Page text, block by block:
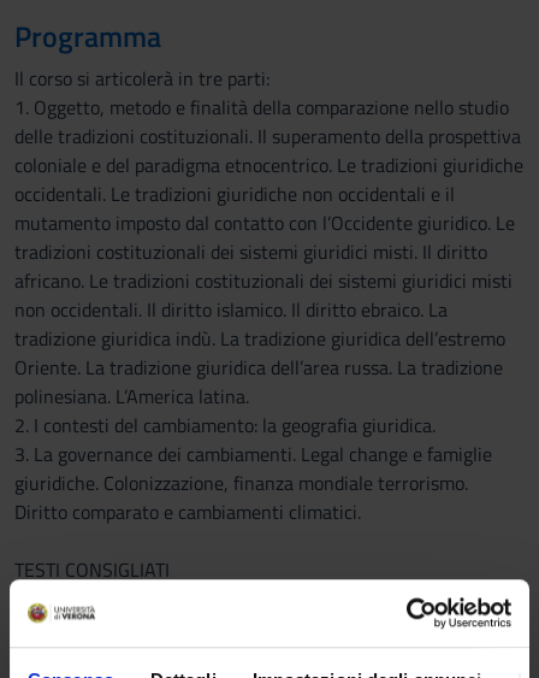
Programma
Il corso si articolerà in tre parti:
1. Oggetto, metodo e finalità della comparazione nello studio
delle tradizioni costituzionali. Il superamento della prospettiva
coloniale e del paradigma etnocentrico. Le tradizioni giuridiche
occidentali. Le tradizioni giuridiche non occidentali e il
mutamento imposto dal contatto con l’Occidente giuridico. Le
tradizioni costituzionali dei sistemi giuridici misti. Il diritto
africano. Le tradizioni costituzionali dei sistemi giuridici misti
non occidentali. Il diritto islamico. Il diritto ebraico. La
tradizione giuridica indù. La tradizione giuridica dell’estremo
Oriente. La tradizione giuridica dell’area russa. La tradizione
polinesiana. L’America latina.
2. I contesti del cambiamento: la geografia giuridica.
3. La governance dei cambiamenti. Legal change e famiglie
giuridiche. Colonizzazione, finanza mondiale terrorismo.
Diritto comparato e cambiamenti climatici.
TESTI CONSIGLIATI
Studenti frequentanti
1) Appunti delle lezioni:
inoltre, in alternativa: